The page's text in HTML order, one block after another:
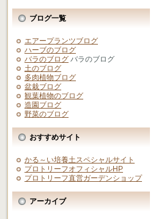
ブログ一覧
エアープランツブログ
ハーブのブログ
バラのブログ バラのブログ
土のブログ
多肉植物ブログ
盆栽ブログ
観葉植物のブログ
造園ブログ
野菜のブログ
おすすめサイト
かる～い培養土スペシャルサイト
プロトリーフオフィシャルHP
プロトリーフ直営ガーデンショップ
アーカイブ